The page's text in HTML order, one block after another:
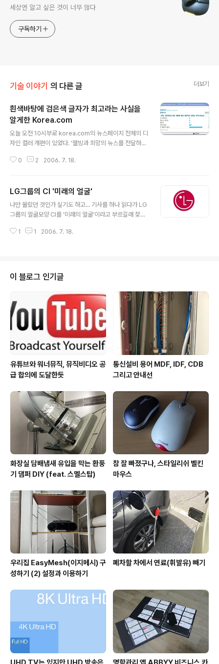
세상엔 알고 싶은 것이 너무 많다
구독하기
기술 이야기 의 다른 글 더보기
흰색바탕에 검은색 글자가 최고라는 사실을
알게한 Korea.com
오늘 오전 10시부로 korea.com의 뉴스페이지 전체의 디
자인 컬러 개편이 있었다. '웰빙과 희망의 뉴스를 전달하려
는 좋다. 사실 설문 자체가 안스러운 것은 오전 10시에 오
겠다. 대성그룹이 인수한 이후에 공격적인 서비스가 될 것
이라고 호언장담했지만 도메인 이름값도 제대로 못하는 것
같다는 생각은 나 혼자만의 생각일까? CRT 브라운관 모니
시 무시한 화면이 아닌가? 어떤 느낌이 드는가? 오늘의 이
0 2 2006. 7. 18.
LG그룹의 CI '미래의 얼굴'
나만 몰랐던 것인가 싶기도 하고... 기사를 하나 읽다가 LG
그룹의 얼굴모양 CI를 '미래의 얼굴'이라고 부르길래 찾아
통합'이란 뜻이다. 기업에서 사용하는 기업대표 이미지를
로드 가능한 이미지이다. 아래의 내용은 그룹 홈페이지에
있는 LG의 CI에 대한 설명 - 전체 디자인 세계,미래, 젊음,
인간, 기술등의 5가지개념과 정서를 형상화 시켰으며, 기
본적으로는 L과 G를 둥근 원속에 형상화시켜 무엇보다도
인간이 우리 LG 경영의 중심에 있음을 상징한다. 세계 어
1 1 2006. 7. 18.
이 블로그 인기글
유튜브와 워너뮤직, 뮤직비디오 공
급 합의에 도달한듯
통신설비 용어 MDF, IDF, CDB
그리고 안내선
화장실 담배냄새 유입을 막는 환풍
기 댐퍼 DIY (feat. 스멜스탑)
참 잘 빠졌구나, 스타일리쉬 벨킨
마우스
우리집 EasyMesh(이지메시) 구
성하기 (2) 설정과 이용하기
폐차할 차에서 연료(휘발유) 빼기